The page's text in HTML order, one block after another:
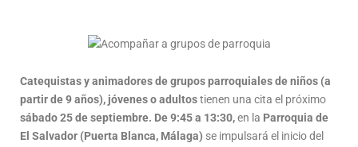
Catequistas y animadores de grupos parroquiales de niños (a
partir de 9 años), jóvenes o adultostienen una cita el próximo
sábado 25 de septiembre. De 9:45 a 13:30,en la Parroquia de
El Salvador (Puerta Blanca, Málaga) se impulsará el inicio del